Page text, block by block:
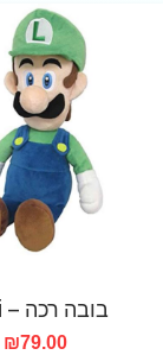
בובה רכה – Luigi
₪79.00